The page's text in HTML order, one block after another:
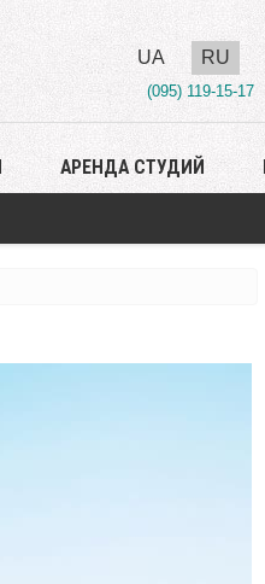
UA RU
(095) 119-15-17
АРЕНДА СТУДИЙ